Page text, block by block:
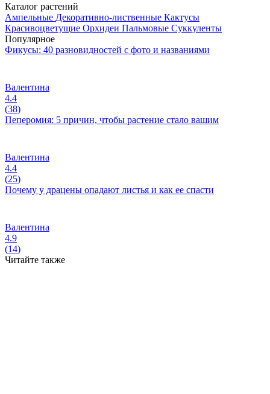
Каталог растений
Ампельные Декоративно-лиственные Кактусы
Красивоцветущие Орхидеи Пальмовые Суккуленты
Популярное
Фикусы: 40 разновидностей с фото и названиями
Валентина
4.4
(38)
Пеперомия: 5 причин, чтобы растение стало вашим
Валентина
4.4
(25)
Почему у драцены опадают листья и как ее спасти
Валентина
4.9
(14)
Читайте также